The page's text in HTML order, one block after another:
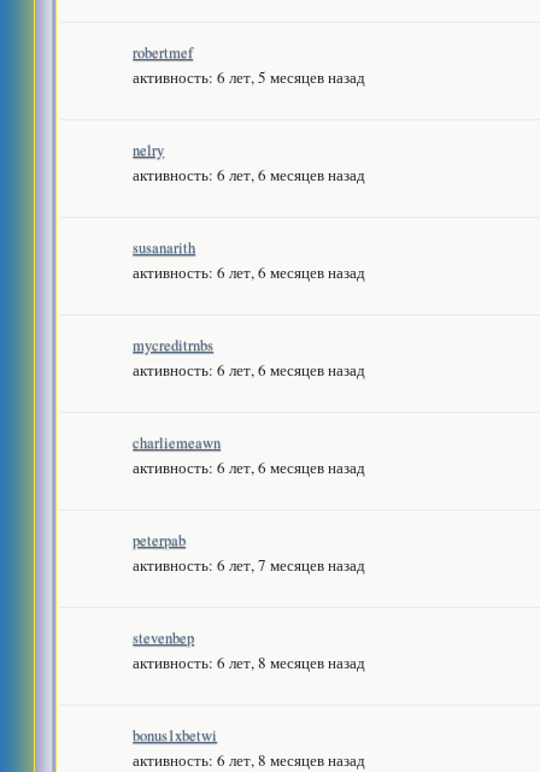
robertmef
активность: 6 лет, 5 месяцев назад
nelry
активность: 6 лет, 6 месяцев назад
susanarith
активность: 6 лет, 6 месяцев назад
mycreditrnbs
активность: 6 лет, 6 месяцев назад
charliemeawn
активность: 6 лет, 6 месяцев назад
peterpab
активность: 6 лет, 7 месяцев назад
stevenbep
активность: 6 лет, 8 месяцев назад
bonus1xbetwi
активность: 6 лет, 8 месяцев назад